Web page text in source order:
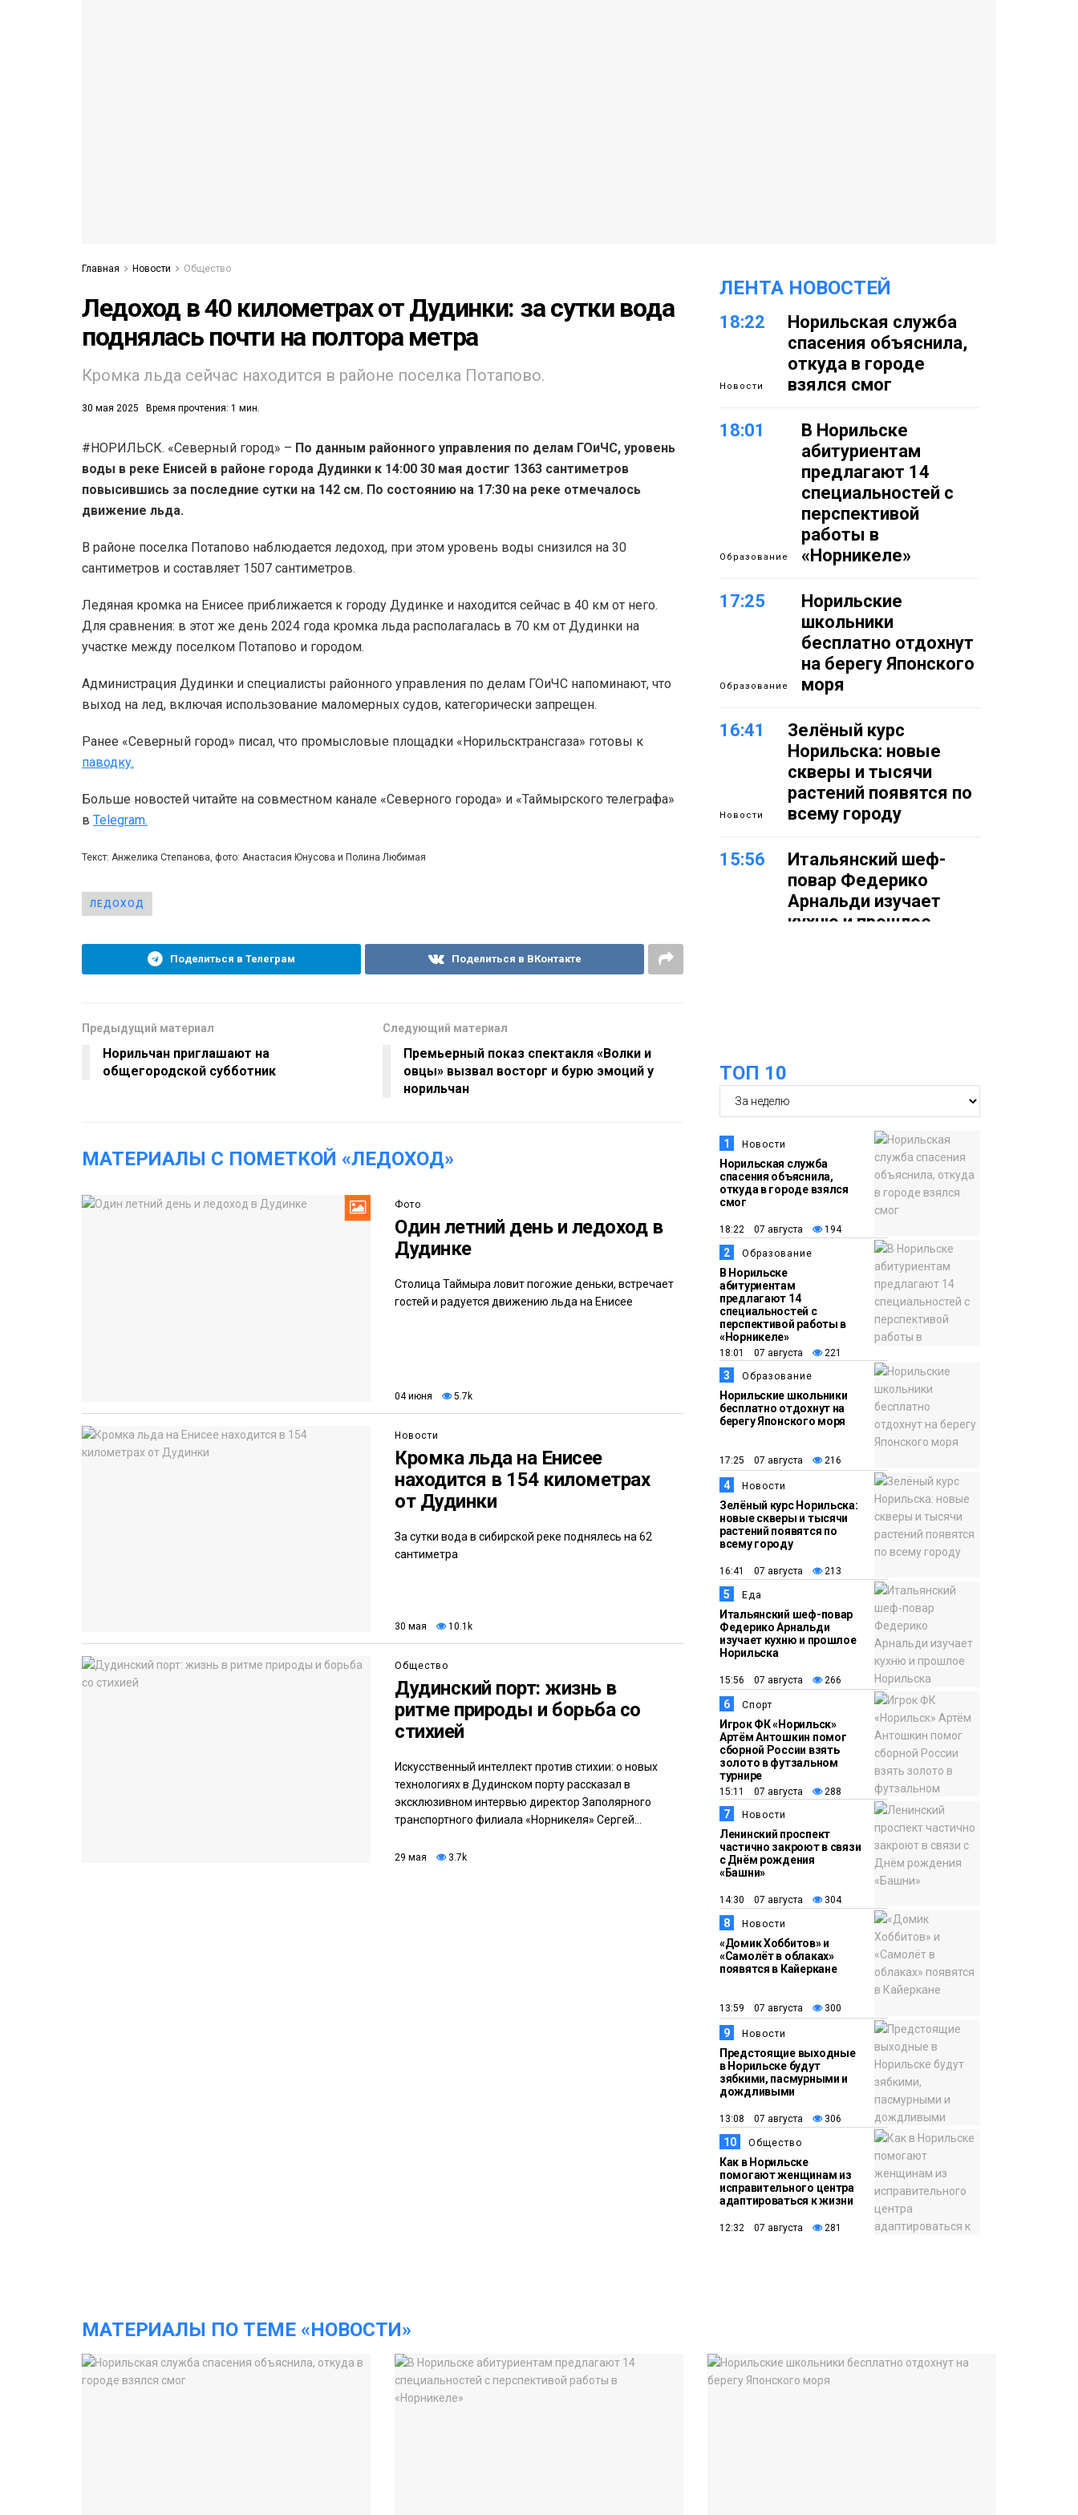
Главная Новости Общество
Ледоход в 40 километрах от Дудинки: за сутки вода
поднялась почти на полтора метра
Кромка льда сейчас находится в районе поселка Потапово.
30 мая 2025 Время прочтения: 1 мин.
#НОРИЛЬСК. «Северный город» – По данным районного управления по делам ГОиЧС, уровень
воды в реке Енисей в районе города Дудинки к 14:00 30 мая достиг 1363 сантиметров
повысившись за последние сутки на 142 см. По состоянию на 17:30 на реке отмечалось
движение льда.
В районе поселка Потапово наблюдается ледоход, при этом уровень воды снизился на 30
сантиметров и составляет 1507 сантиметров.
Ледяная кромка на Енисее приближается к городу Дудинке и находится сейчас в 40 км от него.
Для сравнения: в этот же день 2024 года кромка льда располагалась в 70 км от Дудинки на
участке между поселком Потапово и городом.
Администрация Дудинки и специалисты районного управления по делам ГОиЧС напоминают, что
выход на лед, включая использование маломерных судов, категорически запрещен.
Ранее «Северный город» писал, что промысловые площадки «Норильсктрансгаза» готовы к
паводку.
Больше новостей читайте на совместном канале «Северного города» и «Таймырского телеграфа»
в Telegram.
Текст: Анжелика Степанова, фото: Анастасия Юнусова и Полина Любимая
ЛЕДОХОД
Поделиться в Телеграм Поделиться в ВКонтакте
Предыдущий материал
Норильчан приглашают на
общегородской субботник
Следующий материал
Премьерный показ спектакля «Волки и
овцы» вызвал восторг и бурю эмоций у
норильчан
МАТЕРИАЛЫ С ПОМЕТКОЙ «ЛЕДОХОД»
Фото
Один летний день и ледоход в
Дудинке
Столица Таймыра ловит погожие деньки, встречает
гостей и радуется движению льда на Енисее
04 июня 5.7k
Новости
Кромка льда на Енисее
находится в 154 километрах
от Дудинки
За сутки вода в сибирской реке поднялесь на 62
сантиметра
30 мая 10.1k
Общество
Дудинский порт: жизнь в
ритме природы и борьба со
стихией
Искусственный интеллект против стихии: о новых
технологиях в Дудинском порту рассказал в
эксклюзивном интервью директор Заполярного
транспортного филиала «Норникеля» Сергей...
29 мая 3.7k
ЛЕНТА НОВОСТЕЙ
18:22
Новости
Норильская служба
спасения объяснила,
откуда в городе
взялся смог
18:01
Образование
В Норильске
абитуриентам
предлагают 14
специальностей с
перспективой
работы в
«Норникеле»
17:25
Образование
Норильские
школьники
бесплатно отдохнут
на берегу Японского
моря
16:41
Новости
Зелёный курс
Норильска: новые
скверы и тысячи
растений появятся по
всему городу
15:56
Итальянский шеф-
повар Федерико
Арнальди изучает
кухню и прошлое
Спорт
14:30
Новости
Ленинский проспект
частично закроют в
связи с Днём
рождения «Башни»
13:59
Новости
«Домик Хоббитов» и
«Самолёт в облаках»
появятся в Кайеркане
13:08
Новости
Предстоящие
выходные в
Норильске будут
зябкими, пасмурными
и дождливыми
Общество
Как в Норильске
помогают женщинам
из исправительного
центра
адаптироваться к
жизни
ТОП 10
1 Новости
Норильская служба
спасения объяснила,
откуда в городе взялся
смог
18:22 07 августа 194
2 Образование
В Норильске
абитуриентам
предлагают 14
специальностей с
перспективой работы в
«Норникеле»
18:01 07 августа 221
3 Образование
Норильские школьники
бесплатно отдохнут на
берегу Японского моря
17:25 07 августа 216
4 Новости
Зелёный курс Норильска:
новые скверы и тысячи
растений появятся по
всему городу
16:41 07 августа 213
5 Еда
Итальянский шеф-повар
Федерико Арнальди
изучает кухню и прошлое
Норильска
15:56 07 августа 266
6 Спорт
Игрок ФК «Норильск»
Артём Антошкин помог
сборной России взять
золото в футзальном
турнире
15:11 07 августа 288
7 Новости
Ленинский проспект
частично закроют в связи
с Днём рождения
«Башни»
14:30 07 августа 304
8 Новости
«Домик Хоббитов» и
«Самолёт в облаках»
появятся в Кайеркане
13:59 07 августа 300
9 Новости
Предстоящие выходные
в Норильске будут
зябкими, пасмурными и
дождливыми
13:08 07 августа 306
10 Общество
Как в Норильске
помогают женщинам из
исправительного центра
адаптироваться к жизни
12:32 07 августа 281
МАТЕРИАЛЫ ПО ТЕМЕ «НОВОСТИ»